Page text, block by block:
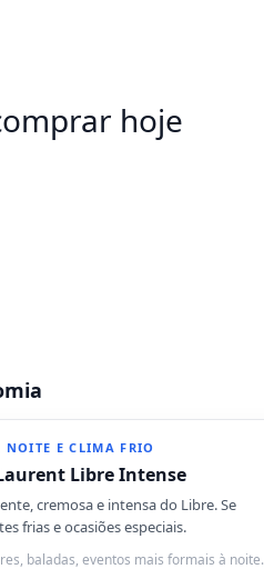
hoje
NOITE E CLIMA FRIO
Libre Intense
cremosa e intensa do Libre. Se
frias e ocasiões especiais.
baladas, eventos mais formais à noite.